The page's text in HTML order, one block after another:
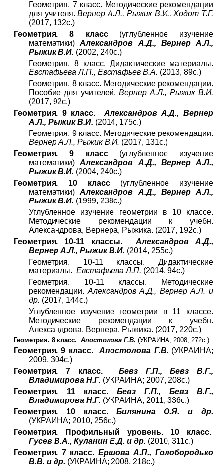
Геометрия. 7 класс. Методические рекомендации
для учителя.Вернер А.Л., Рыжик В.И., Ходот Т.Г.
(2017, 132с.)
Геометрия. 8 класс(углубленное изучение
математики)Александров А.Д., Вернер А.Л.,
Рыжик В.И. (2002, 240с.)
Геометрия. 8 класс. Дидактические материалы.
Евстафьева Л.П., Евстафьев В.А. (2013, 89с.)
Геометрия. 8 класс. Методические рекомендации.
Пособие для учителей. Вернер А.Л., Рыжик В.И.
(2017, 92с.)
Геометрия. 9 класс. Александров А.Д., Вернер
А.Л., Рыжик В.И. (2014, 175с.)
Геометрия. 9 класс. Методические рекомендации.
Вернер А.Л., Рыжик В.И. (2017, 131с.)
Геометрия. 9 класс(углубленное изучение
математики)Александров А.Д., Вернер А.Л.,
Рыжик В.И. (2004, 240с.)
Геометрия. 10 класс (углубленное изучение
математики)Александров А.Д., Вернер А.Л.,
Рыжик В.И. (1999, 238с.)
Углубленное изучение геометрии в 10 классе.
Методические рекомендации к учебн.
Александрова, Вернера, Рыжика. (2017, 192с.)
Геометрия. 10-11 классы. Александров А.Д.,
Вернер А.Л., Рыжик В.И. (2014, 255с.)
Геометрия. 10-11 классы. Дидактические
материалы. Евстафьева Л.П. (2014, 94с.)
Геометрия. 10-11 классы. Методические
рекомендации. Александров А.Д., Вернер А.Л. и
др. (2017, 144с.)
Углубленное изучение геометрии в 11 классе.
Методические рекомендации к учебн.
Александрова, Вернера, Рыжика. (2017, 220с.)
Геометрия. 8 класс. Апостолова Г.В. (УКРАИНА; 2008, 272с.)
Геометрия. 9 класс.Апостолова Г.В. (УКРАИНА;
2009, 304с.)
Геометрия. 7 класс. Бевз Г.П., Бевз В.Г.,
Владимирова Н.Г. (УКРАИНА; 2007, 208с.)
Геометрия. 11 класс. Бевз Г.П., Бевз В.Г.,
Владимирова Н.Г. (УКРАИНА; 2011, 336с.)
Геометрия. 10 класс. Билянина О.Я. и др.
(УКРАИНА; 2010, 256с.)
Геометрия. Профильный уровень. 10 класс.
Гусев В.А., Куланин Е.Д. и др. (2010, 311с.)
Геометрия. 7 класс. Ершова А.П., Голобородько
В.В. и др. (УКРАИНА; 2008, 218с.)